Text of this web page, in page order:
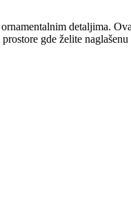
detaljima.
gde želite naglašenu